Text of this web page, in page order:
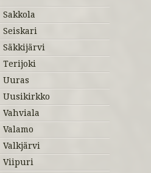
Sakkola
Seiskari
Säkkijärvi
Terijoki
Uuras
Uusikirkko
Vahviala
Valamo
Valkjärvi
Viipuri